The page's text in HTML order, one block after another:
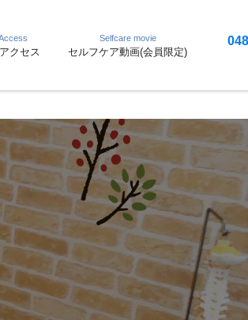
クセス
Selfcare movie
セルフケア動画(会員限定)